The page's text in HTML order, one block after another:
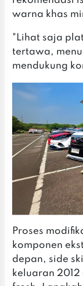
warna khas
"Lihat saja
tertawa,
mendukung
Proses
komponen
depan, side
keluaran